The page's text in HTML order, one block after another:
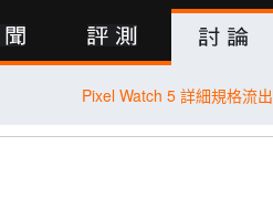
登入 行動版
Pixel Watch 5 詳細規格流出